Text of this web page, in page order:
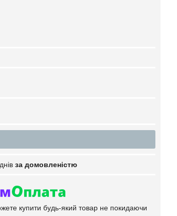
за домовленістю
купити будь-який товар не покидаючи